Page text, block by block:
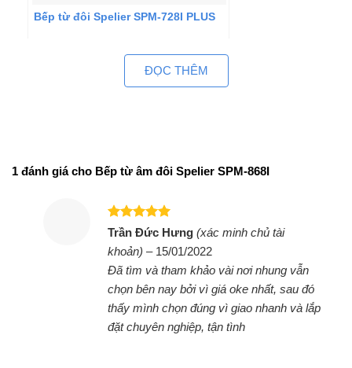
Bếp từ đôi Spelier SPM-728I PLUS
Bếp từ đôi Spelier SPM-928I Plus
ĐỌC THÊM
1 đánh giá cho Bếp từ âm đôi Spelier SPM-868I
Được xếp
sao
Trần Đức Hưng(xác minh chủ tài
khoản) – 15/01/2022
Đã tìm và tham khảo vài nơi nhung vẫn
chọn bên nay bởi vì giá oke nhất, sau đó
thấy mình chọn đúng vì giao nhanh và lắp
đặt chuyên nghiệp, tận tình